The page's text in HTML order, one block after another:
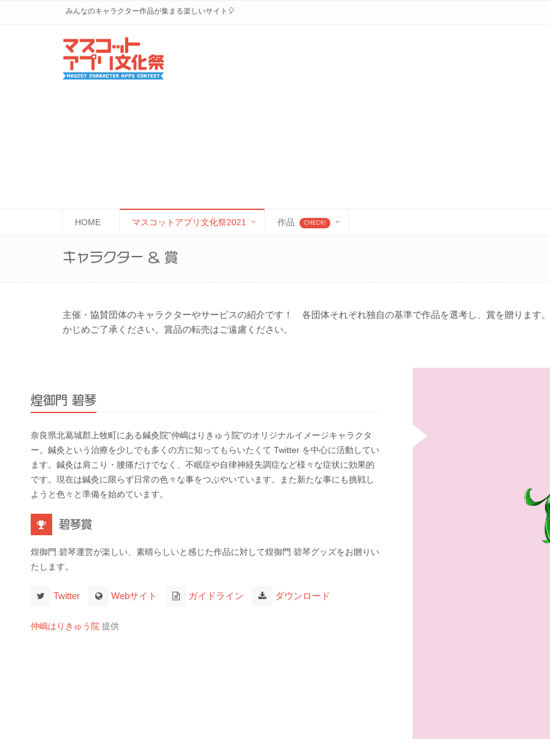
みんなのキャラクター作品が集まる楽しいサイト🎈
HOME マスコットアプリ文化祭2021 作品 CHECK!
キャラクター & 賞
主催・協賛団体のキャラクターやサービスの紹介です！ 各団体それぞれ独自の基準で作品を選考し、賞を贈ります
かじめご了承ください。賞品の転売はご遠慮ください。
煌御門 碧琴
奈良県北葛城郡上牧町にある鍼灸院”仲嶋はりきゅう院”のオリジナルイメージキャラクタ
ー。鍼灸という治療を少しでも多くの方に知ってもらいたくて Twitter を中心に活動してい
ます。鍼灸は肩こり・腰痛だけでなく、不眠症や自律神経失調症など様々な症状に効果的
です。現在は鍼灸に限らず日常の色々な事をつぶやいています。また新たな事にも挑戦し
ようと色々と準備を始めています。
碧琴賞
煌御門 碧琴運営が楽しい、素晴らしいと感じた作品に対して煌御門 碧琴グッズをお贈りい
たします。
Twitter Webサイト ガイドライン ダウンロード
仲嶋はりきゅう院 提供